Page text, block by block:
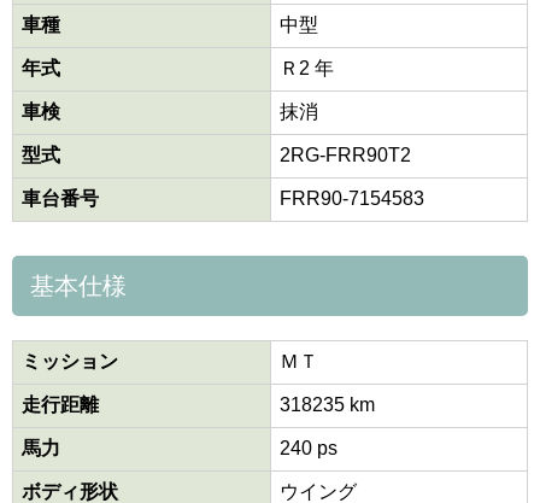
車種 中型
年式 Ｒ2 年
車検 抹消
型式 2RG-FRR90T2
車台番号 FRR90-7154583
基本仕様
ミッション ＭＴ
走行距離 318235 km
馬力 240 ps
ボディ形状 ウイング